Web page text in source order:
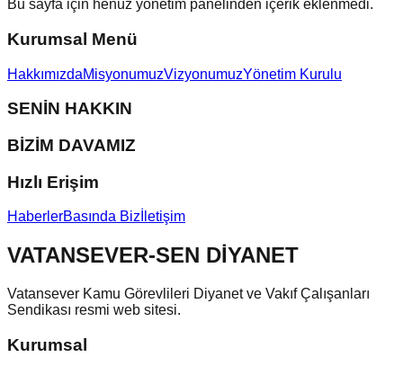
Bu sayfa için henüz yönetim panelinden içerik eklenmedi.
Kurumsal Menü
HakkımızdaMisyonumuzVizyonumuzYönetim Kurulu
SENİN HAKKIN
BİZİM DAVAMIZ
Hızlı Erişim
HaberlerBasında Biz İletişim
VATANSEVER-SEN DİYANET
Vatansever Kamu Görevlileri Diyanet ve Vakıf Çalışanları
Sendikası resmi web sitesi.
Kurumsal